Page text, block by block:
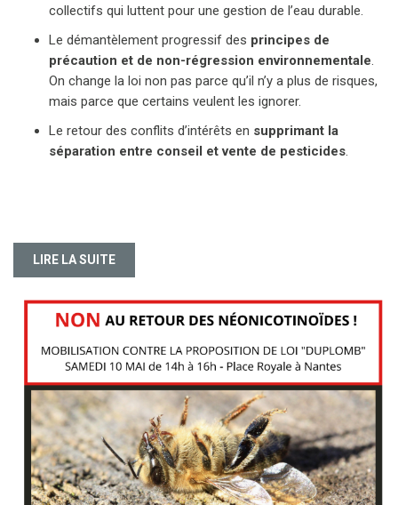
collectifs qui luttent pour une gestion de l’eau durable.
Le démantèlement progressif des principes de
précaution et de non-régression environnementale.
On change la loi non pas parce qu’il n’y a plus de risques,
mais parce que certains veulent les ignorer.
Le retour des conflits d’intérêts en supprimant la
séparation entre conseil et vente de pesticides.
LIRE LA SUITE